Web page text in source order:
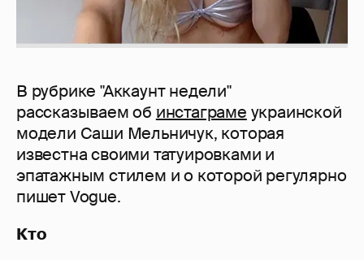
В рубрике "Аккаунт недели"
рассказываем об инстаграме украинской
модели Саши Мельничук, которая
известна своими татуировками и
эпатажным стилем и о которой регулярно
пишет Vogue.
Кто